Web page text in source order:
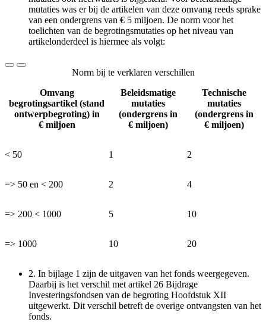
mutaties was er bij de artikelen van deze omvang reeds sprake
van een ondergrens van € 5 miljoen. De norm voor het
toelichten van de begrotingsmutaties op het niveau van
artikelonderdeel is hiermee als volgt:
Norm bij te verklaren verschillen
Omvang
begrotingsartikel (stand
ontwerpbegroting) in
€ miljoen
Beleidsmatige
mutaties
(ondergrens in
€ miljoen)
Technische
mutaties
(ondergrens in
€ miljoen)
< 50 1 2
=> 50 en < 200 2 4
=> 200 < 1000 5 10
=> 1000 10 20
2. In bijlage 1 zijn de uitgaven van het fonds weergegeven.
Daarbij is het verschil met artikel 26 Bijdrage
Investeringsfondsen van de begroting Hoofdstuk XII
uitgewerkt. Dit verschil betreft de overige ontvangsten van het
fonds.